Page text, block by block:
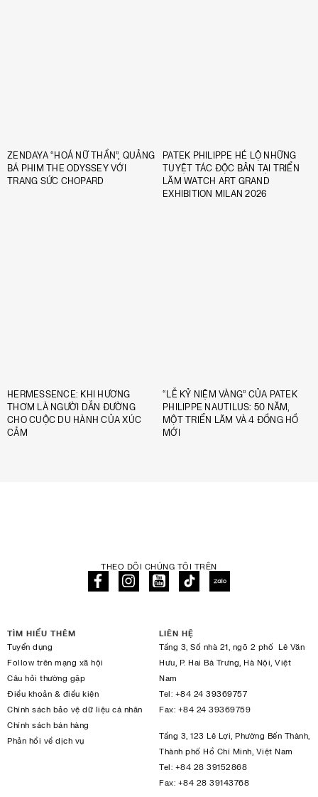
ZENDAYA “HOÁ NỮ THẦN”, QUẢNG
BÁ PHIM THE ODYSSEY VỚI
TRANG SỨC CHOPARD
PATEK PHILIPPE HÉ LỘ NHỮNG
TUYỆT TÁC ĐỘC BẢN TẠI TRIỂN
LÃM WATCH ART GRAND
EXHIBITION MILAN 2026
HERMESSENCE: KHI HƯƠNG
THƠM LÀ NGƯỜI DẪN ĐƯỜNG
CHO CUỘC DU HÀNH CỦA XÚC
CẢM
“LỄ KỶ NIỆM VÀNG” CỦA PATEK
PHILIPPE NAUTILUS: 50 NĂM,
MỘT TRIỂN LÃM VÀ 4 ĐỒNG HỒ
MỚI
THEO DÕI CHÚNG TÔI TRÊN
TÌM HIỂU THÊM
Tuyển dụng
Follow trên mạng xã hội
Câu hỏi thường gặp
Điều khoản & điều kiện
Chính sách bảo vệ dữ liệu cá nhân
Chính sách bán hàng
Phản hồi về dịch vụ
LIÊN HỆ
Tầng 3, Số nhà 21, ngõ 2 phố Lê Văn
Hưu, P. Hai Bà Trưng, Hà Nội, Việt
Nam
Tel: +84 24 39369757
Fax: +84 24 39369759
Tầng 3, 123 Lê Lợi, Phường Bến Thành,
Thành phố Hồ Chí Minh, Việt Nam
Tel: +84 28 39152868
Fax: +84 28 39143768